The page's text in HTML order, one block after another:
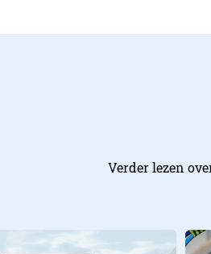
Verder lezen